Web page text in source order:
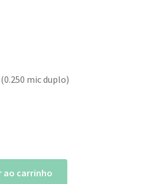
mic duplo)
ao carrinho